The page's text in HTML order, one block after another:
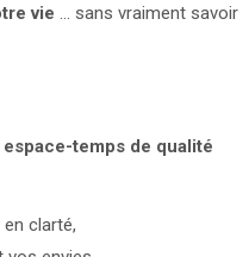
vie … sans vraiment savoir
temps de qualité
clarté,